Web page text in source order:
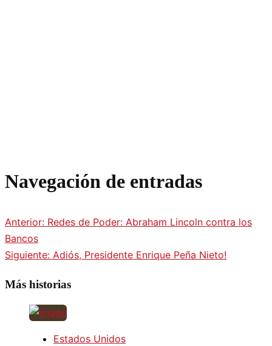
Navegación de entradas
Anterior: Redes de Poder: Abraham Lincoln contra los
Bancos
Siguiente: Adiós, Presidente Enrique Peña Nieto!
Más historias
Estados Unidos